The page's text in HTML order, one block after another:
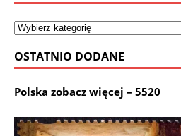
OSTATNIO DODANE
Polska zobacz więcej – 5520